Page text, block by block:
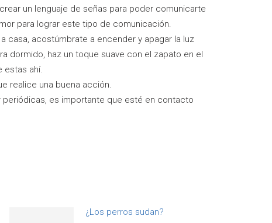
un lenguaje de señas para poder comunicarte
para lograr este tipo de comunicación.
casa, acostúmbrate a encender y apagar la luz
dormido, haz un toque suave con el zapato en el
estas ahí.
realice una buena acción.
periódicas, es importante que esté en contacto
¿Los perros sudan?